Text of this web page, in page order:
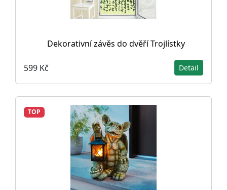
Dekorativní závěs do dvěří Trojlístky
599 Kč Detail
TOP